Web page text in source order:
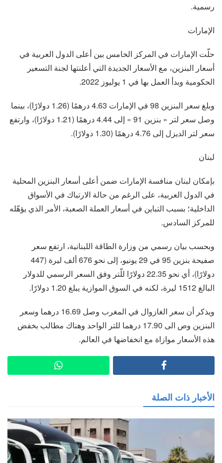
رسمية.
الإمارات
حلّت الإمارات في المركز الخامس بين أعلى الدول العربية في
أسعار البنزين، مع الأسعار الجديدة التي أعلنتها لجنة التسعير
الحكومية وبدأ العمل بها في 1 يوليوز 2022.
وبلغ سعر البنزين 98 في الإمارات 4.63 درهمًا (1.26 دولارًا)، بينما
وصل سعر لتر « بنزين 91 » إلى 4.44 درهمًا (1.21 دولارًا)، وارتفع
سعر لتر الديزل إلى 4.76 درهمًا (1.30 دولارًا).
لبنان
بإمكان لبنان منافسة الإمارات ضمن أعلى أسعار البنزين المحلية
في الدول العربية، على الرغم من حالة الارتباك في الأسواق
الداخلية؛ بسبب التباين في أسعار العملة الصعبة، الأمر الذي يؤهّله
للمركز السادس.
وبحسب بيان رسمي من وزارة الطاقة اللبنانية، ارتفع سعر
صفيحة بنزين 95 في 29 يونيو، إلى نحو 676 ألف ليرة (447
دولارًا)، أي نحو 22.35 دولارًا للّتر وفق السعر الرسمي للدولار
البالغ 1512 ليرة، لكنه في السوق الموازية يبلغ 1.20 دولارًا.
ويذكر أن سعر الغازوال في المغرب وصل 16.69 درهما وسعر
البنزين وص الى 17.90 درهما للتر الواحد وهناك مطالب بخفض
هذه الأسعار موازاة مع انخفاضها في العالم.
الأخبار ذات الصلة